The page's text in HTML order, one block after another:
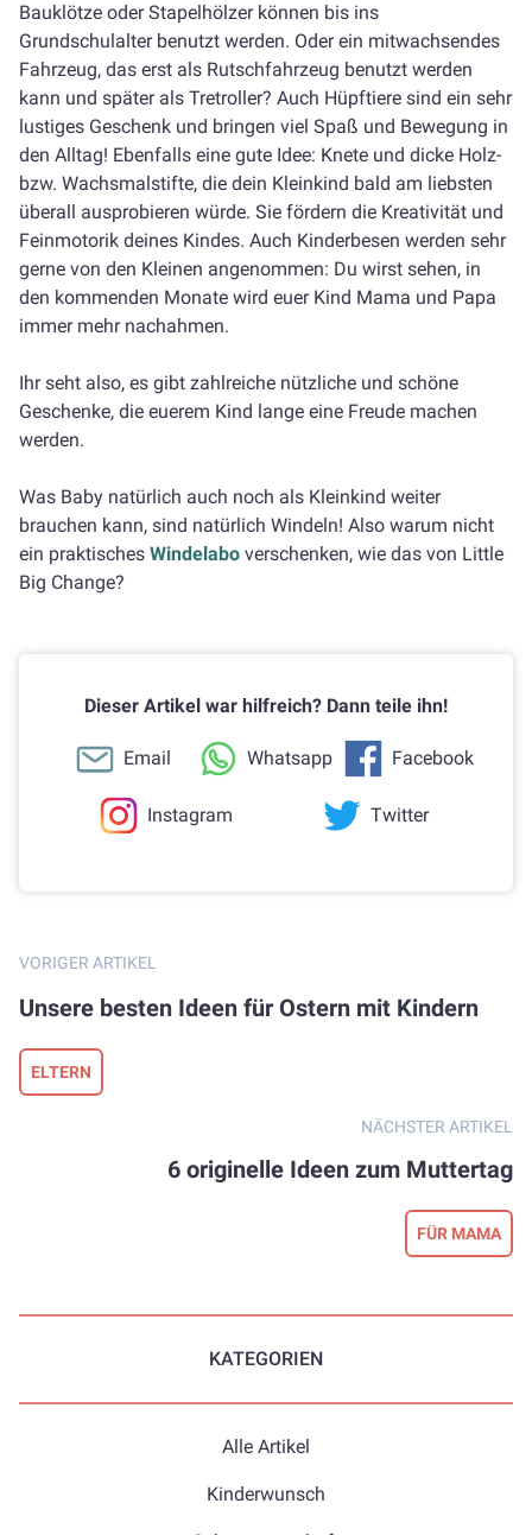
Bauklötze oder Stapelhölzer können bis ins
Grundschulalter benutzt werden. Oder ein mitwachsendes
Fahrzeug, das erst als Rutschfahrzeug benutzt werden
kann und später als Tretroller? Auch Hüpftiere sind ein sehr
lustiges Geschenk und bringen viel Spaß und Bewegung in
den Alltag! Ebenfalls eine gute Idee: Knete und dicke Holz-
bzw. Wachsmalstifte, die dein Kleinkind bald am liebsten
überall ausprobieren würde. Sie fördern die Kreativität und
Feinmotorik deines Kindes. Auch Kinderbesen werden sehr
gerne von den Kleinen angenommen: Du wirst sehen, in
den kommenden Monate wird euer Kind Mama und Papa
immer mehr nachahmen.
Ihr seht also, es gibt zahlreiche nützliche und schöne
Geschenke, die euerem Kind lange eine Freude machen
werden.
Was Baby natürlich auch noch als Kleinkind weiter
brauchen kann, sind natürlich Windeln! Also warum nicht
ein praktisches Windelabo verschenken, wie das von Little
Big Change?
Dieser Artikel war hilfreich? Dann teile ihn!
Email Whatsapp Facebook
Instagram Twitter
VORIGER ARTIKEL
Unsere besten Ideen für Ostern mit Kindern
ELTERN
NÄCHSTER ARTIKEL
6 originelle Ideen zum Muttertag
FÜR MAMA
KATEGORIEN
Alle Artikel
Kinderwunsch